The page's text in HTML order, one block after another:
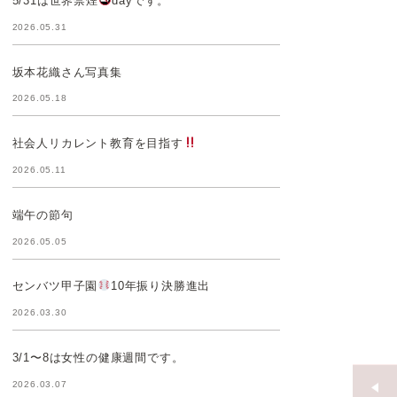
2026.05.31
坂本花織さん写真集
2026.05.18
社会人リカレント教育を目指す
2026.05.11
端午の節句
2026.05.05
センバツ甲子園 10年振り決勝進出
2026.03.30
3/1〜8は女性の健康週間です。
2026.03.07